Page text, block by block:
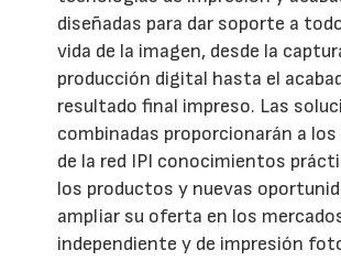
diseñadas para dar soporte a
vida de la imagen, desde la
producción digital hasta el
resultado final impreso. Las
combinadas proporcionarán a
de la red IPI conocimientos
los productos y nuevas
ampliar su oferta en los
independiente y de impresión